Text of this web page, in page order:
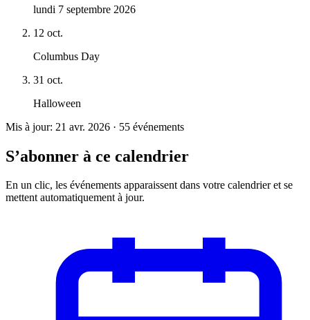
lundi 7 septembre 2026
12 oct.
Columbus Day
31 oct.
Halloween
Mis à jour: 21 avr. 2026 · 55 événements
S’abonner à ce calendrier
En un clic, les événements apparaissent dans votre calendrier et se
mettent automatiquement à jour.